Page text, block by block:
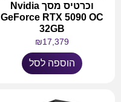
וכרטיס מסך Nvidia
GeForce RTX 5090 OC
32GB
₪17,379
הוספה לסל